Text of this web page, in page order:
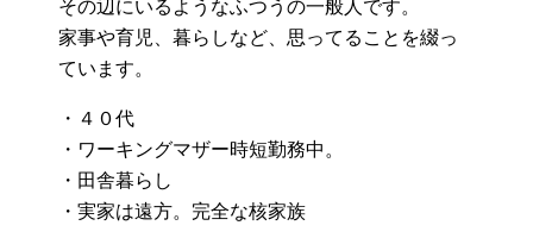
その辺にいるようなふつうの一般人です。
家事や育児、暮らしなど、思ってることを綴っ
ています。
・４０代
・ワーキングマザー時短勤務中。
・田舎暮らし
・実家は遠方。完全な核家族